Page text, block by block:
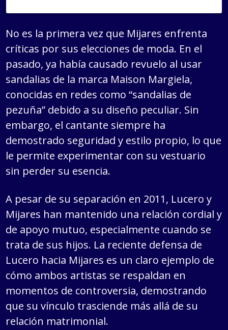
No es la primera vez que Mijares enfrenta
críticas por sus elecciones de moda. En el
pasado, ya había causado revuelo al usar
sandalias de la marca Maison Margiela,
conocidas en redes como “sandalias de
pezuña” debido a su diseño peculiar. Sin
embargo, el cantante siempre ha
demostrado seguridad y estilo propio, lo que
le permite experimentar con su vestuario
sin perder su esencia.
A pesar de su separación en 2011, Lucero y
Mijares han mantenido una relación cordial y
de apoyo mutuo, especialmente cuando se
trata de sus hijos. La reciente defensa de
Lucero hacia Mijares es un claro ejemplo de
cómo ambos artistas se respaldan en
momentos de controversia, demostrando
que su vínculo trasciende más allá de su
relación matrimonial.